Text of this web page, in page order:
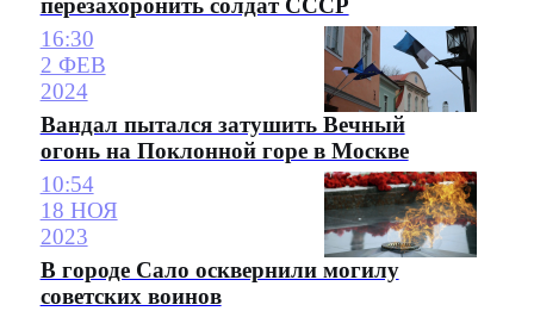
16:30
2 ФЕВ
2024
Вандал пытался затушить Вечный
огонь на Поклонной горе в Москве
10:54
18 НОЯ
2023
В городе Сало осквернили могилу
советских воинов